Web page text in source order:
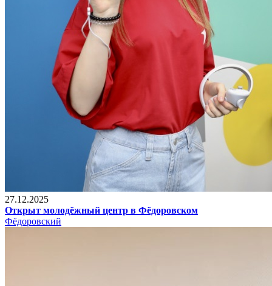
27.12.2025
Открыт молодёжный центр в Фёдоровском
Фёдоровский